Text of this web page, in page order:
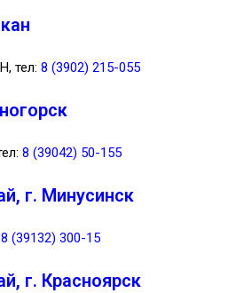
тел: 8 (3902) 215-055
8 (39042) 50-155
г. Минусинск
8 (39132) 300-15
г. Красноярск